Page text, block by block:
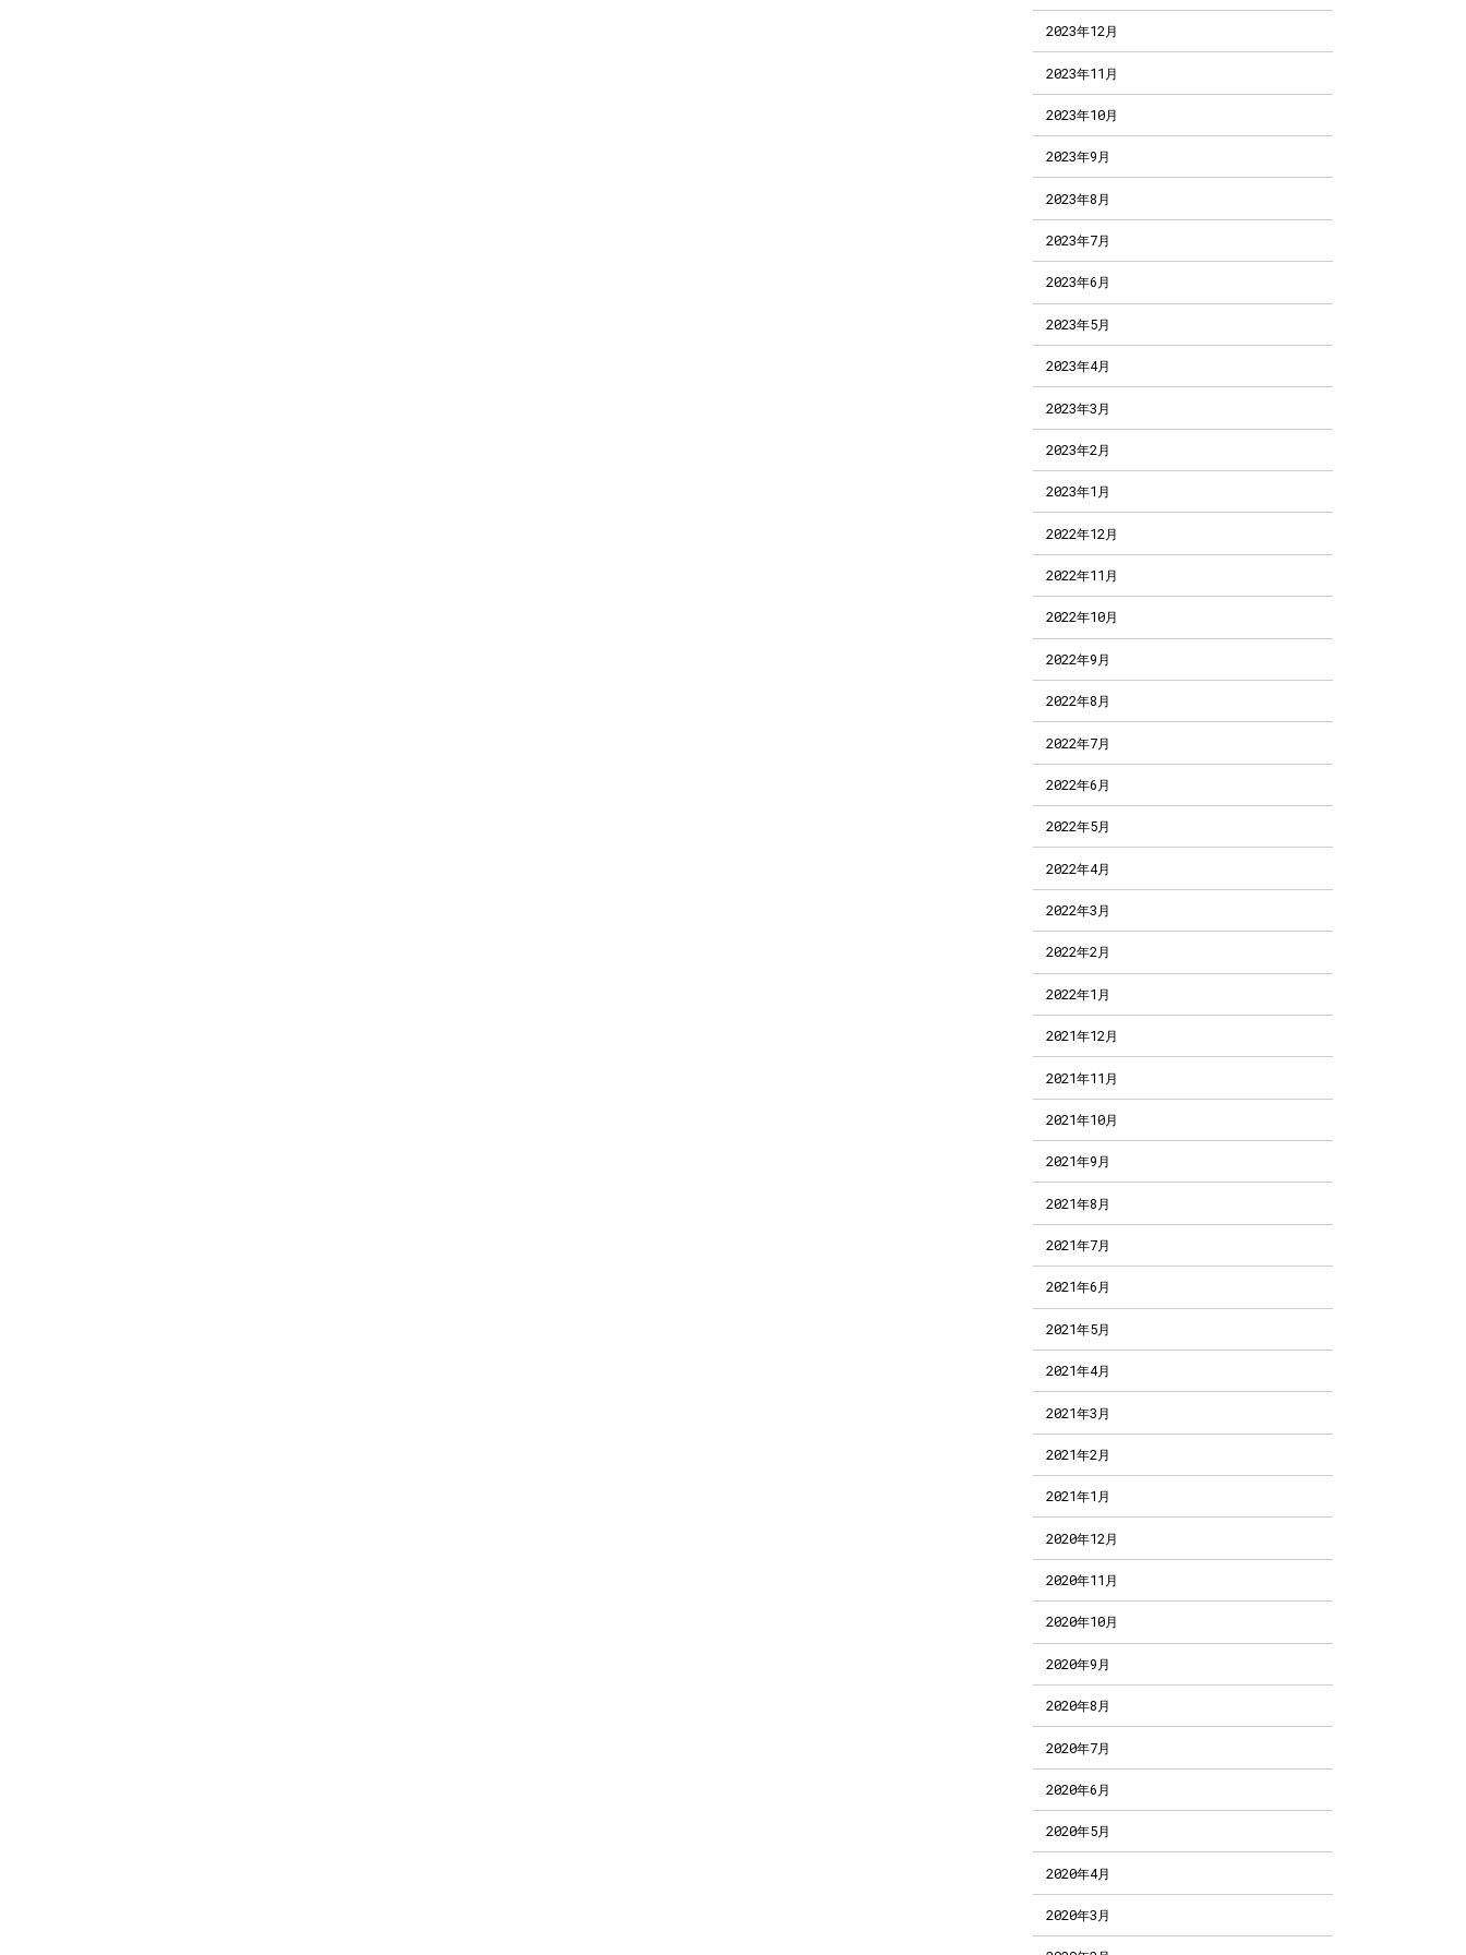
2023年12月
2023年11月
2023年10月
2023年9月
2023年8月
2023年7月
2023年6月
2023年5月
2023年4月
2023年3月
2023年2月
2023年1月
2022年12月
2022年11月
2022年10月
2022年9月
2022年8月
2022年7月
2022年6月
2022年5月
2022年4月
2022年3月
2022年2月
2022年1月
2021年12月
2021年11月
2021年10月
2021年9月
2021年8月
2021年7月
2021年6月
2021年5月
2021年4月
2021年3月
2021年2月
2021年1月
2020年12月
2020年11月
2020年10月
2020年9月
2020年8月
2020年7月
2020年6月
2020年5月
2020年4月
2020年3月